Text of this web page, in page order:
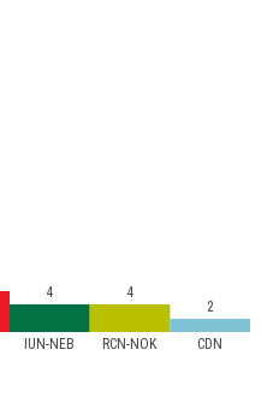
IUN-NEB RCN-NOK CDN
4
4
2